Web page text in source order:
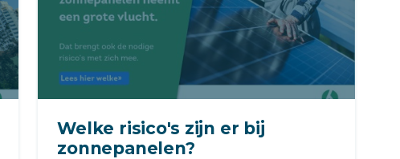
Welke risico's zijn er bij
zonnepanelen?